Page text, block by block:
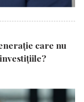
care nu